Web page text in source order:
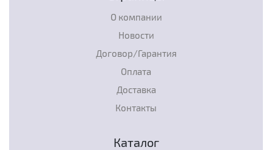
О компании
Новости
Договор/Гарантия
Оплата
Доставка
Контакты
Каталог